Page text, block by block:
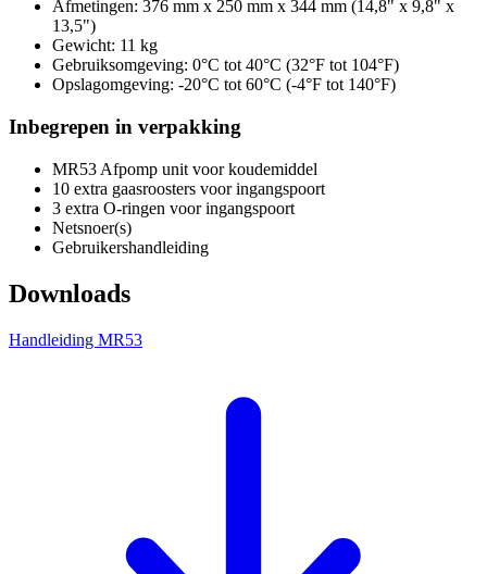
Afmetingen: 376 mm x 250 mm x 344 mm (14,8" x 9,8" x
13,5")
Gewicht: 11 kg
Gebruiksomgeving: 0°C tot 40°C (32°F tot 104°F)
Opslagomgeving: -20°C tot 60°C (-4°F tot 140°F)
Inbegrepen in verpakking
MR53 Afpomp unit voor koudemiddel
10 extra gaasroosters voor ingangspoort
3 extra O-ringen voor ingangspoort
Netsnoer(s)
Gebruikershandleiding
Downloads
Handleiding MR53